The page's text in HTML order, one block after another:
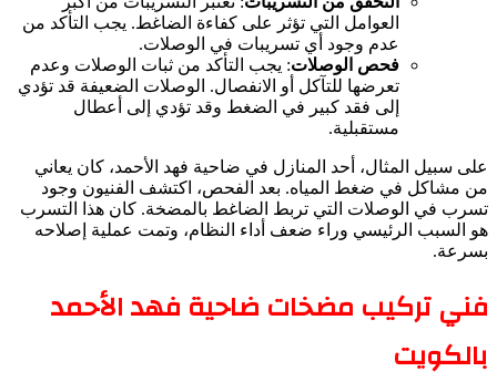
العوامل التي تؤثر على كفاءة الضاغط. يجب التأكد من
عدم وجود أي تسريبات في الوصلات.
فحص الوصلات: يجب التأكد من ثبات الوصلات وعدم
تعرضها للتآكل أو الانفصال. الوصلات الضعيفة قد تؤدي
إلى فقد كبير في الضغط وقد تؤدي إلى أعطال
مستقبلية.
على سبيل المثال، أحد المنازل في ضاحية فهد الأحمد، كان يعاني
من مشاكل في ضغط المياه. بعد الفحص، اكتشف الفنيون وجود
تسرب في الوصلات التي تربط الضاغط بالمضخة. كان هذا التسرب
هو السبب الرئيسي وراء ضعف أداء النظام، وتمت عملية إصلاحه
بسرعة.
فني تركيب مضخات ضاحية فهد الأحمد
بالكويت